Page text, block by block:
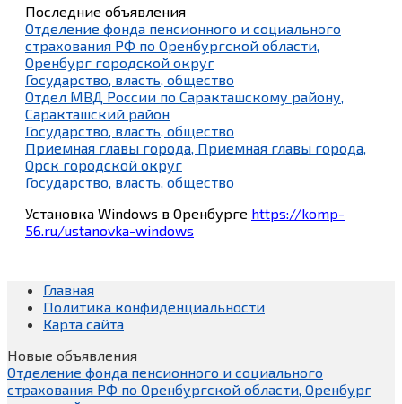
Последние объявления
Отделение фонда пенсионного и социального
страхования РФ по Оренбургской области,
Оренбург городской округ
Государство, власть, общество
Отдел МВД России по Саракташскому району,
Саракташский район
Государство, власть, общество
Приемная главы города, Приемная главы города,
Орск городской округ
Государство, власть, общество
Установка Windows в Оренбурге https://komp-
56.ru/ustanovka-windows
Главная
Политика конфиденциальности
Карта сайта
Новые объявления
Отделение фонда пенсионного и социального
страхования РФ по Оренбургской области, Оренбург